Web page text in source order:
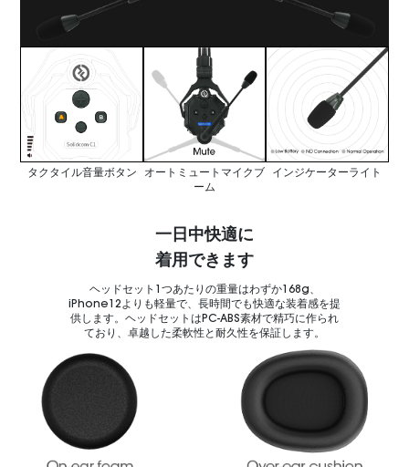
タクタイル音量ボタン
オートミュートマイクブ
ーム
インジケーターライト
一日中快適に
着用できます
ヘッドセット1つあたりの重量はわずか168g、
iPhone12よりも軽量で、長時間でも快適な装着感を提
供します。ヘッドセットはPC-ABS素材で精巧に作られ
ており、卓越した柔軟性と耐久性を保証します。